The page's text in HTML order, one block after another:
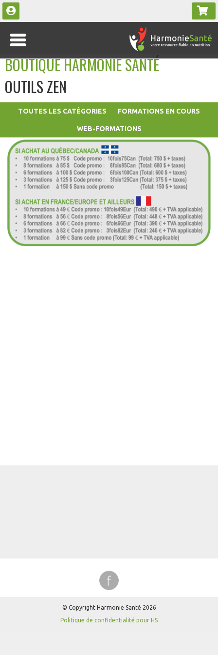
BOUTIQUE HARMONIE SANTÉ
OUTILS ZEN
TOUTES LES CATÉGORIES FORMATIONS EN COURS
WEB-FORMATIONS
© Copyright Harmonie Santé 2026
Politique de confidentialité pour HS